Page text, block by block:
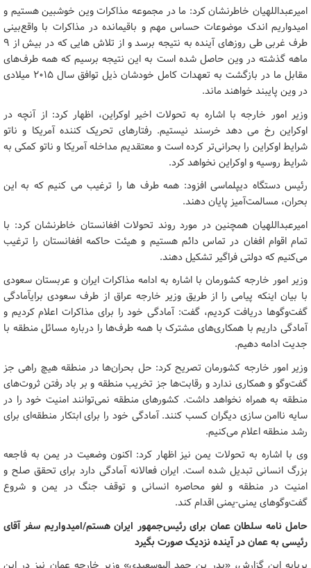
امیرعبداللهیان خاطرنشان کرد: ما در مجموعه مذاکرات وین خوشبین هستیم و
امیدواریم اندک موضوعات حساس مهم و باقیمانده در مذاکرات با واقع‌بینی
طرف غربی طی روزهای آینده به نتیجه برسد و از تلاش هایی که در بیش از ۹
ماهه گذشته در وین حاصل شده است به این نتیجه برسیم که همه طرف‌های
مقابل ما در بازگشت به تعهدات کامل خودشان ذیل توافق سال ۲۰۱۵ میلادی
در وین پایبند خواهند ماند.
وزیر امور خارجه با اشاره به تحولات اخیر اوکراین، اظهار کرد: از آنچه در
اوکراین رخ می دهد خرسند نیستیم. رفتارهای تحریک کننده آمریکا و ناتو
شرایط اوکراین را بحرانی‌تر کرده است و معتقدیم مداخله آمریکا و ناتو کمکی به
شرایط روسیه و اوکراین نخواهد کرد.
رئیس دستگاه دیپلماسی افزود: همه طرف ها را ترغیب می کنیم که به این
بحران، مسالمت‌آمیز پایان دهند.
امیرعبداللهیان همچنین در مورد روند تحولات افغانستان خاطرنشان کرد: با
تمام اقوام افغان در تماس دائم هستیم و هیئت حاکمه افغانستان را ترغیب
می‌کنیم که دولتی فراگیر تشکیل دهند.
وزیر امور خارجه کشورمان با اشاره به ادامه مذاکرات ایران و عربستان سعودی
با بیان اینکه پیامی را از طریق وزیر خارجه عراق از طرف سعودی برایآمادگی
گفت‌وگوها دریافت کردیم، گفت: آمادگی خود را برای مذاکرات اعلام کردیم و
آمادگی داریم با همکاری‌های مشترک با همه طرف‌ها را درباره مسائل منطقه با
جدیت ادامه دهیم.
وزیر امور خارجه کشورمان تصریح کرد: حل بحران‌ها در منطقه هیچ راهی جز
گفت‌وگو و همکاری ندارد و رقابت‌ها جز تخریب منطقه و بر باد رفتن ثروت‌های
منطقه به همراه نخواهد داشت. کشورهای منطقه نمی‌توانند امنیت خود را در
سایه ناامن سازی دیگران کسب کنند. آمادگی خود را برای ابتکار منطقه‌ای برای
رشد منطقه اعلام می‌کنیم.
وی با اشاره به تحولات یمن نیز اظهار کرد: اکنون وضعیت در یمن به فاجعه
بزرگ انسانی تبدیل شده است. ایران فعالانه آمادگی دارد برای تحقق صلح و
امنیت در منطقه و لغو محاصره انسانی و توقف جنگ در یمن و شروع
گفت‌وگوهای یمنی-یمنی اقدام کند.
حامل نامه سلطان عمان برای رئیس‌جمهور ایران هستم/امیدواریم سفر آقای
رئیسی به عمان در آینده نزدیک صورت بگیرد